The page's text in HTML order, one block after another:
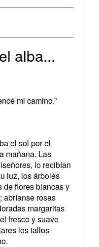
alba...
mi camino.”
el sol por el
mañana. Las
lo recibían
luz, los árboles
de flores blancas y
abríanse rosas
margaritas
fresco y suave
los tallos